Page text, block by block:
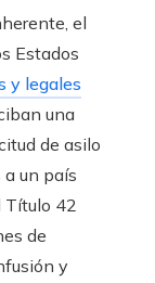
el
Estados
y legales
una
de asilo
un país
Título 42
de
y